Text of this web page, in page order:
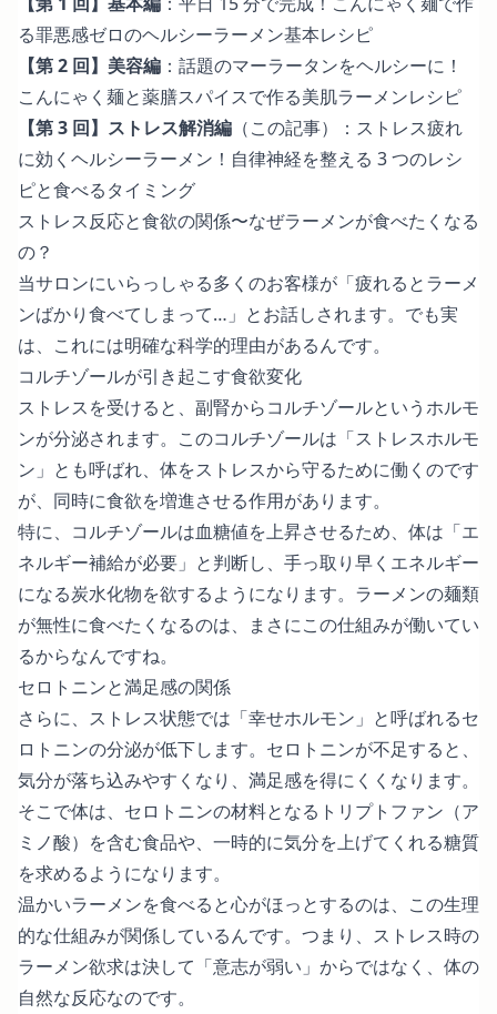
る罪悪感ゼロのヘルシーラーメン基本レシピ
【第 2 回】美容編 ： 話題のマーラータンをヘルシーに！
こんにゃく麺と薬膳スパイスで作る美肌ラーメンレシピ
【第 3 回】ストレス解消編 （この記事）：ストレス疲れ
に効くヘルシーラーメン！自律神経を整える 3 つのレシ
ピと食べるタイミング
ストレス反応と食欲の関係〜なぜラーメンが食べたくなる
の？
当サロンにいらっしゃる多くのお客様が「疲れるとラーメ
ンばかり食べてしまって…」とお話しされます。でも実
は、これには明確な科学的理由があるんです。
コルチゾールが引き起こす食欲変化
ストレスを受けると、副腎からコルチゾールというホルモ
ンが分泌されます。このコルチゾールは「ストレスホルモ
ン」とも呼ばれ、体をストレスから守るために働くのです
が、同時に食欲を増進させる作用があります。
特に、コルチゾールは血糖値を上昇させるため、体は「エ
ネルギー補給が必要」と判断し、手っ取り早くエネルギー
になる炭水化物を欲するようになります。ラーメンの麺類
が無性に食べたくなるのは、まさにこの仕組みが働いてい
るからなんですね。
セロトニンと満足感の関係
さらに、ストレス状態では「幸せホルモン」と呼ばれるセ
ロトニンの分泌が低下します。セロトニンが不足すると、
気分が落ち込みやすくなり、満足感を得にくくなります。
そこで体は、セロトニンの材料となるトリプトファン（ア
ミノ酸）を含む食品や、一時的に気分を上げてくれる糖質
を求めるようになります。
温かいラーメンを食べると心がほっとするのは、この生理
的な仕組みが関係しているんです。つまり、ストレス時の
ラーメン欲求は決して「意志が弱い」からではなく、体の
自然な反応なのです。